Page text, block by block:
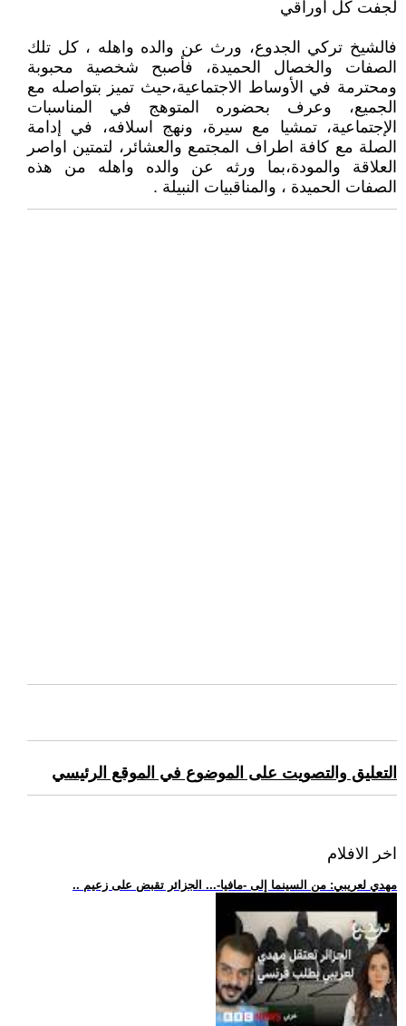
لجفت كل أوراقي
فالشيخ تركي الجدوع، ورث عن والده واهله ، كل تلك
الصفات والخصال الحميدة، فأصبح شخصية محبوبة
ومحترمة في الأوساط الاجتماعية،حيث تميز بتواصله مع
الجميع، وعرف بحضوره المتوهج في المناسبات
الإجتماعية، تمشيا مع سيرة، ونهج اسلافه، في إدامة
الصلة مع كافة اطراف المجتمع والعشائر، لتمتين اواصر
العلاقة والمودة،بما ورثه عن والده واهله من هذه
الصفات الحميدة ، والمناقبيات النبيلة .
التعليق والتصويت على الموضوع في الموقع الرئيسي
اخر الافلام
.. مهدي لعريبي: من السينما إلى -مافيا-... الجزائر تقبض على زعيم